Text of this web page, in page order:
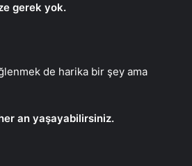
gerek yok.
de harika bir şey ama
an yaşayabilirsiniz.